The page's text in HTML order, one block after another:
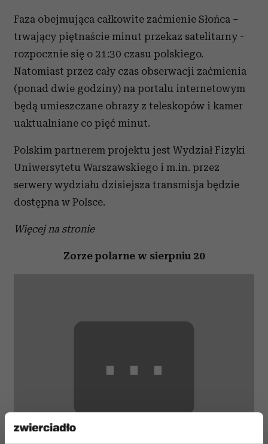
Faza obejmująca całkowite zaćmienie Słońca –
trwający piętnaście minut przekaz satelitarny -
rozpocznie się o 21:30 czasu polskiego.
Natomiast przez cały czas obserwacji zaćmienia
(ponad dwie godziny) na portalu internetowym
będą umieszczane obrazy z teleskopów i kamer
uaktualniane co pięć minut.
Polskim partnerem projektu jest Wydział Fizyki
Uniwersytetu Warszawskiego i m.in. przez
serwery wydziału dzisiejsza transmisja będzie
dostępna w Polsce.
Więcej na stronie
Zorze polarne w sierpniu 20
⋯